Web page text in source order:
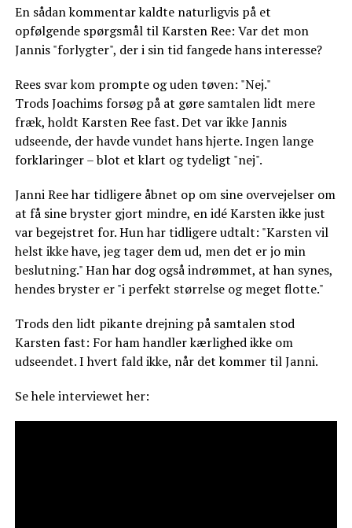
En sådan kommentar kaldte naturligvis på et
opfølgende spørgsmål til Karsten Ree: Var det mon
Jannis "forlygter", der i sin tid fangede hans interesse?
Rees svar kom prompte og uden tøven: "Nej."
Trods Joachims forsøg på at gøre samtalen lidt mere
fræk, holdt Karsten Ree fast. Det var ikke Jannis
udseende, der havde vundet hans hjerte. Ingen lange
forklaringer – blot et klart og tydeligt "nej".
Janni Ree har tidligere åbnet op om sine overvejelser om
at få sine bryster gjort mindre, en idé Karsten ikke just
var begejstret for. Hun har tidligere udtalt: "Karsten vil
helst ikke have, jeg tager dem ud, men det er jo min
beslutning." Han har dog også indrømmet, at han synes,
hendes bryster er "i perfekt størrelse og meget flotte."
Trods den lidt pikante drejning på samtalen stod
Karsten fast: For ham handler kærlighed ikke om
udseendet. I hvert fald ikke, når det kommer til Janni.
Se hele interviewet her: